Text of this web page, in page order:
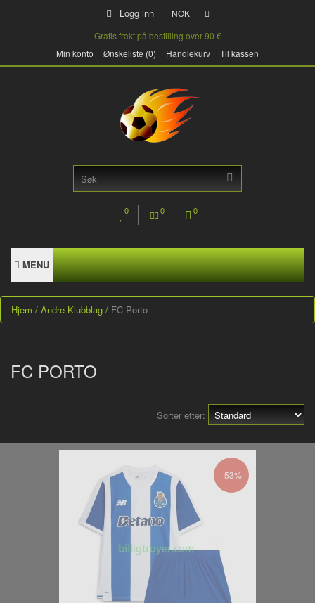
Logg inn
NOK
Gratis frakt på bestilling over 90 €
Min konto
Ønskeliste (0) Handlekurv Til kassen
0 0 0
MENU
Hjem Andre Klubblag FC Porto
FC PORTO
Sorter etter:
-53%